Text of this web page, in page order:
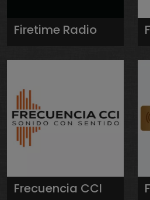
Firetime Radio
Frecuencia CCI